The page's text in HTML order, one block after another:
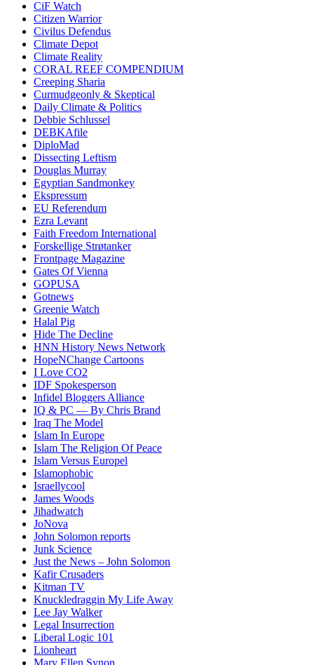
CiF Watch
Citizen Warrior
Civilus Defendus
Climate Depot
Climate Reality
CORAL REEF COMPENDIUM
Creeping Sharia
Curmudgeonly & Skeptical
Daily Climate & Politics
Debbie Schlussel
DEBKAfile
DiploMad
Dissecting Leftism
Douglas Murray
Egyptian Sandmonkey
Ekspressum
EU Referendum
Ezra Levant
Faith Freedom International
Forskellige Strøtanker
Frontpage Magazine
Gates Of Vienna
GOPUSA
Gotnews
Greenie Watch
Halal Pig
Hide The Decline
HNN History News Network
HopeNChange Cartoons
I Love CO2
IDF Spokesperson
Infidel Bloggers Alliance
IQ & PC — By Chris Brand
Iraq The Model
Islam In Europe
Islam The Religion Of Peace
Islam Versus Europel
Islamophobic
Israellycool
James Woods
Jihadwatch
JoNova
John Solomon reports
Junk Science
Just the News – John Solomon
Kafir Crusaders
Kitman TV
Knuckledraggin My Life Away
Lee Jay Walker
Legal Insurrection
Liberal Logic 101
Lionheart
Mary Ellen Synon